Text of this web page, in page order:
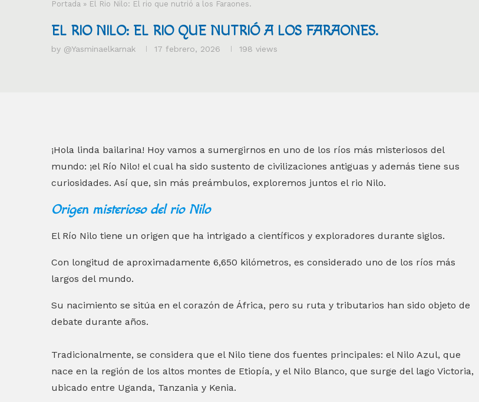
Portada » El Rio Nilo: El rio que nutrió a los Faraones.
EL RIO NILO: EL RIO QUE NUTRIÓ A LOS FARAONES.
by @yasminaelkarnak 17 febrero, 2026 198 views
¡Hola linda bailarina! Hoy vamos a sumergirnos en uno de los ríos más misteriosos del
mundo: ¡el Río Nilo! el cual ha sido sustento de civilizaciones antiguas y además tiene sus
curiosidades. Así que, sin más preámbulos, exploremos juntos el rio Nilo.
Origen misterioso del rio Nilo
El Río Nilo tiene un origen que ha intrigado a científicos y exploradores durante siglos.
Con longitud de aproximadamente 6,650 kilómetros, es considerado uno de los ríos más
largos del mundo.
Su nacimiento se sitúa en el corazón de África, pero su ruta y tributarios han sido objeto de
debate durante años.
Tradicionalmente, se considera que el Nilo tiene dos fuentes principales: el Nilo Azul, que
nace en la región de los altos montes de Etiopía, y el Nilo Blanco, que surge del lago Victoria,
ubicado entre Uganda, Tanzania y Kenia.